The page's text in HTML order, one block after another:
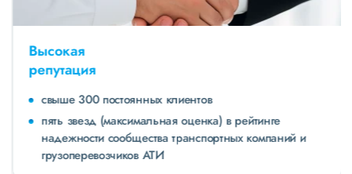
Высокая
репутация
свыше 300 постоянных клиентов
пять звезд (максимальная оценка) в рейтинге
надежности сообщества транспортных компаний и
грузоперевозчиков АТИ